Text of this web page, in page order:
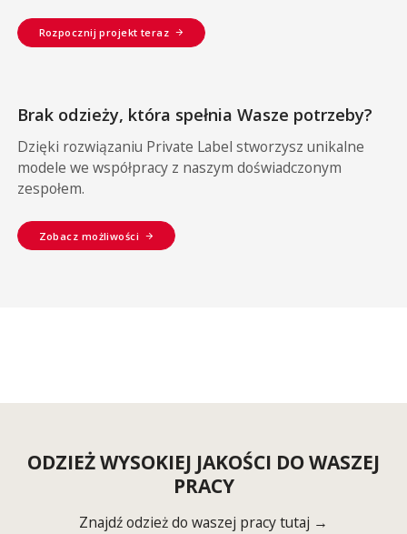
Rozpocznij projekt teraz
Brak odzieży, która spełnia Wasze potrzeby?
Dzięki rozwiązaniu Private Label stworzysz unikalne
modele we współpracy z naszym doświadczonym
zespołem.
Zobacz możliwości
ODZIEŻ WYSOKIEJ JAKOŚCI DO WASZEJ
PRACY
Znajdź odzież do waszej pracy tutaj →